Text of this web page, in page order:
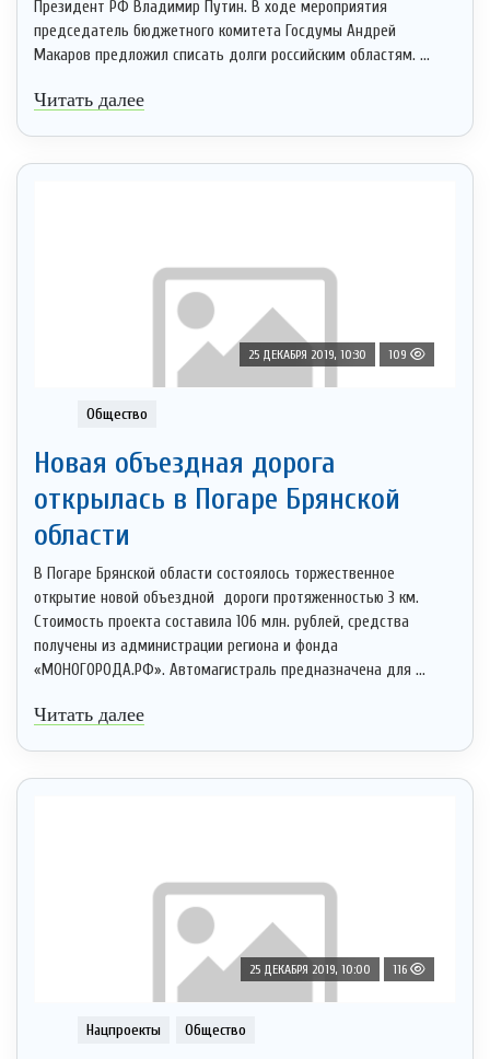
Президент РФ Владимир Путин. В ходе мероприятия
председатель бюджетного комитета Госдумы Андрей
Макаров предложил списать долги российским областям. ...
Читать далее
25 ДЕКАБРЯ 2019, 10:30 109
Общество
Новая объездная дорога
открылась в Погаре Брянской
области
В Погаре Брянской области состоялось торжественное
открытие новой объездной дороги протяженностью 3 км.
Стоимость проекта составила 106 млн. рублей, средства
получены из администрации региона и фонда
«МОНОГОРОДА.РФ». Автомагистраль предназначена для ...
Читать далее
25 ДЕКАБРЯ 2019, 10:00 116
Нацпроекты Общество